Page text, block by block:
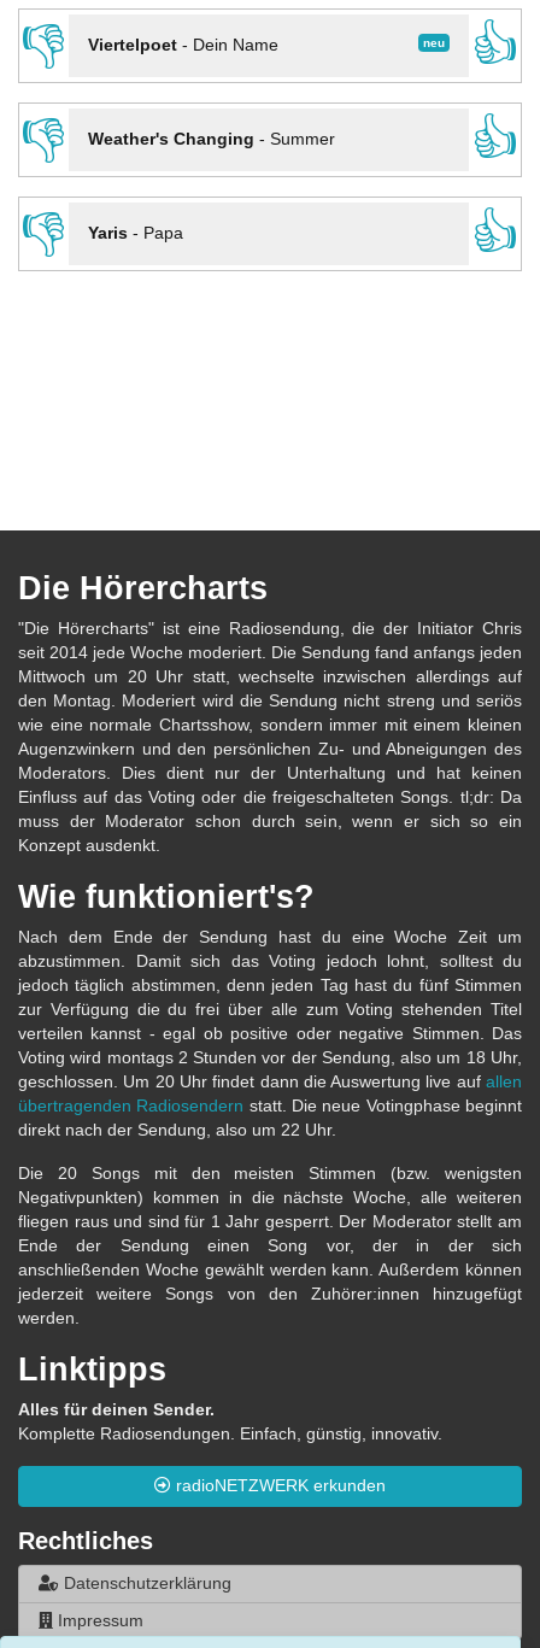
👎
neu
Viertelpoet- Dein Name
👍
👎
Weather's Changing - Summer
👍
👎
Yaris- Papa 👍
Die Hörercharts
"Die Hörercharts" ist eine Radiosendung, die der Initiator Chris
seit 2014 jede Woche moderiert. Die Sendung fand anfangs jeden
Mittwoch um 20 Uhr statt, wechselte inzwischen allerdings auf
den Montag. Moderiert wird die Sendung nicht streng und seriös
wie eine normale Chartsshow, sondern immer mit einem kleinen
Augenzwinkern und den persönlichen Zu- und Abneigungen des
Moderators. Dies dient nur der Unterhaltung und hat keinen
Einfluss auf das Voting oder die freigeschalteten Songs. tl;dr: Da
muss der Moderator schon durch sein, wenn er sich so ein
Konzept ausdenkt.
Wie funktioniert's?
Nach dem Ende der Sendung hast du eine Woche Zeit um
abzustimmen. Damit sich das Voting jedoch lohnt, solltest du
jedoch täglich abstimmen, denn jeden Tag hast du fünf Stimmen
zur Verfügung die du frei über alle zum Voting stehenden Titel
verteilen kannst - egal ob positive oder negative Stimmen. Das
Voting wird montags 2 Stunden vor der Sendung, also um 18 Uhr,
geschlossen. Um 20 Uhr findet dann die Auswertung live auf allen
übertragenden Radiosendern statt. Die neue Votingphase beginnt
direkt nach der Sendung, also um 22 Uhr.
Die 20 Songs mit den meisten Stimmen (bzw. wenigsten
Negativpunkten) kommen in die nächste Woche, alle weiteren
fliegen raus und sind für 1 Jahr gesperrt. Der Moderator stellt am
Ende der Sendung einen Song vor, der in der sich
anschließenden Woche gewählt werden kann. Außerdem können
jederzeit weitere Songs von den Zuhörer:innen hinzugefügt
werden.
Linktipps
Alles für deinen Sender.
Komplette Radiosendungen. Einfach, günstig, innovativ.
radioNETZWERK erkunden
Rechtliches
Datenschutzerklärung
Impressum